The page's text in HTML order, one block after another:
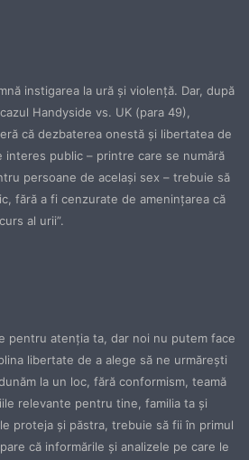
instigarea la ură şi violenţă. Dar, după
Handyside vs. UK (para 49),
că dezbaterea onestă şi libertatea de
interes public – printre care se numără
persoane de acelaşi sex – trebuie să
fără a fi cenzurate de ameninţarea că
al urii”.
pentru atenţia ta, dar noi nu putem face
libertate de a alege să ne urmăreşti
la un loc, fără conformism, teamă
relevante pentru tine, familia ta şi
proteja şi păstra, trebuie să fii în primul
că informările şi analizele pe care le